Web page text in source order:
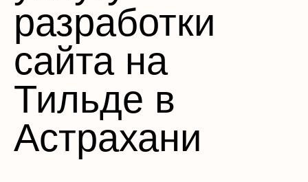
разработки
сайта на
Тильде в
Астрахани